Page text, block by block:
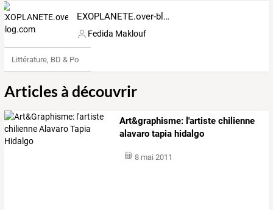
EXOPLANETE.over-blog.com
Fedida Maklouf
Littérature, BD & Poésie
Articles à découvrir
Art&graphisme: l'artiste chilienne
alavaro tapia hidalgo
8 mai 2011